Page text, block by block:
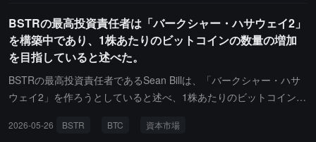
BSTRの最高投資責任者は「バークシャー・ハサウェイ2」
を構築中であり、1株あたりのビットコインの数量の増加
を目指していると述べた。
BSTRの最高投資責任者であるSean Billは、「バークシャー・ハサ
ウェイ2」を作ろうとしていると述べ、1株あたりのビットコインの
場に参入し、資本構造を効果的に管理し、BTCが市場で機能するよ
2026-05-26 BSTR BTC 資本市場